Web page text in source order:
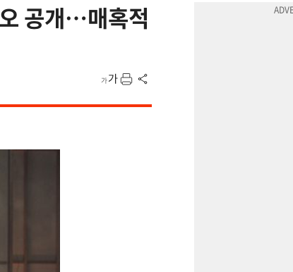
공개…매혹적